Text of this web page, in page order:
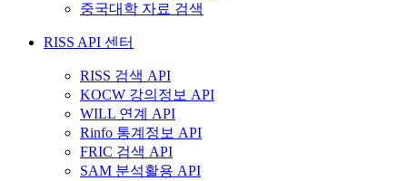
중국대학 자료 검색
RISS API 센터
RISS 검색 API
KOCW 강의정보 API
WILL 연계 API
Rinfo 통계정보 API
FRIC 검색 API
SAM 분석활용 API